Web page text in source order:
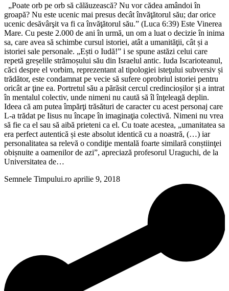
„Poate orb pe orb să călăuzească? Nu vor cădea amândoi în
groapă? Nu este ucenic mai presus decât învăţătorul său; dar orice
ucenic desăvârşit va fi ca învăţătorul său.” (Luca 6:39) Este Vinerea
Mare. Cu peste 2.000 de ani în urmă, un om a luat o decizie în inima
sa, care avea să schimbe cursul istoriei, atât a umanităţii, cât și a
istoriei sale personale. „Ești o Iudă!” i se spune astăzi celui care
repetă greșelile strămoșului său din Israelul antic. Iuda Iscarioteanul,
căci despre el vorbim, reprezentant al tipologiei isteţului subversiv și
trădător, este condamnat pe vecie să sufere oprobriul istoriei pentru
oricât ar ţine ea. Portretul său a părăsit cercul credincioșilor și a intrat
în mentalul colectiv, unde nimeni nu caută să îl înţeleagă deplin.
Ideea că am putea împărţi trăsături de caracter cu acest personaj care
L-a trădat pe Iisus nu încape în imaginaţia colectivă. Nimeni nu vrea
să fie ca el sau să aibă prieteni ca el. Cu toate acestea, „umanitatea sa
era perfect autentică și este absolut identică cu a noastră, (…) iar
personalitatea sa relevă o condiţie mentală foarte similară conștiinţei
obișnuite a oamenilor de azi”, apreciază profesorul Uraguchi, de la
Universitatea de…
Semnele Timpului.ro aprilie 9, 2018